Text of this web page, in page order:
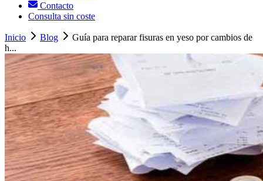
Contacto
Consulta sin coste
Inicio Blog
Guía para reparar fisuras en yeso por cambios de
h...